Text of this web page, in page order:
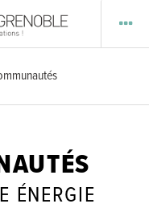
ÉNERGIE